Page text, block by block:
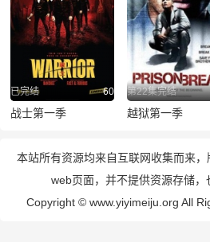
已完结 60
战士第一季
第22集完结
越狱第一季
本站所有资源均来自互联网收集而来
web页面，并不提供资源存储
Copyright © www.yiyimeiju.org All